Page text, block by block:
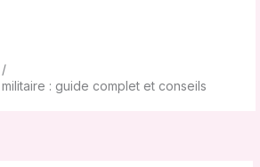
: guide complet et conseils